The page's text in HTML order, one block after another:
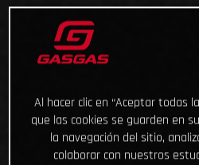
Al hacer clic en “Aceptar todas
que las cookies se guarden en
la navegación del sitio,
colaborar con nuestros